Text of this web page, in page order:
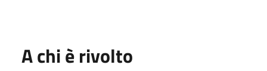
A chi è rivolto